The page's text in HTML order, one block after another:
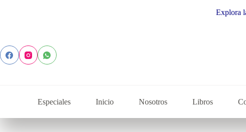
Explora la
Especiales Inicio Nosotros Libros